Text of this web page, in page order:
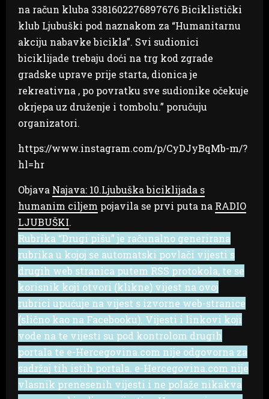
na račun kluba 3381602276897676 Biciklistički
klub Ljubuški pod naznakom za “Humanitarnu
akciju nabavke bicikla”. Svi sudionici
biciklijade trebaju doći na trg kod zgrade
gradske uprave prije starta, dionica je
rekreativna , po povratku sve sudionike očekuje
okrjepa uz druženje i tombolu.” poručuju
organizatori.
https://www.instagram.com/p/CyDJyBqMb-m/?
hl=hr
Objava Najava: 10.Ljubuška biciklijada s
humanim ciljem pojavila se prvi puta na RADIO
LJUBUŠKI.
Rubrika “Drugi pišu” je računalno generirana
rubrika u kojoj se automatski povlači vijesti s
drugih web stranica putem RSS protokola, te se
korisnik koji otvori (klikne) vijest na ovoj
rubrici upućuje na vijest s izvorne web-stranice
(slično kao na Facebooku). Vijesti i linkovi koji
vode na te vijesti su pod kontrolom drugih
portala te e-Hercegovina.com nije odgovorna za
sadržaj tih istih portala. e-Hercegovina.com nije
vlasnik prenesenih vijesti i ne polaže nikakva